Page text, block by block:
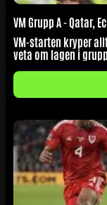
VM Grupp A - Qatar,
VM-starten kryper
veta om lagen i grupp